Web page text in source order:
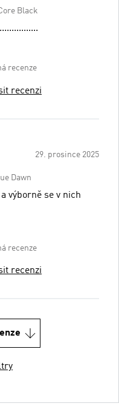
Black
recenze
recenzi
29. prosince 2025
Dawn
výborně se v nich
recenze
recenzi